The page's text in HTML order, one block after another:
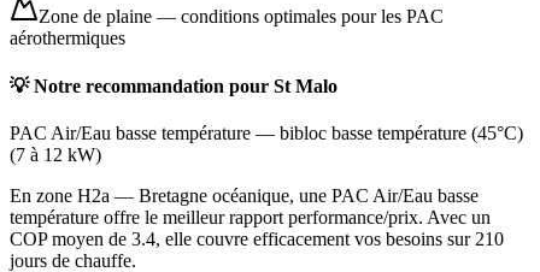
Zone de plaine — conditions optimales pour les PAC
aérothermiques
💡 Notre recommandation pour St Malo
PAC Air/Eau basse température — bibloc basse température (45°C)
(7 à 12 kW)
En zone H2a — Bretagne océanique, une PAC Air/Eau basse
température offre le meilleur rapport performance/prix. Avec un
COP moyen de 3.4, elle couvre efficacement vos besoins sur 210
jours de chauffe.